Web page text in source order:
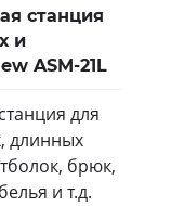
станция
и
ASM-21L
для
длинных
брюк,
и т.д.